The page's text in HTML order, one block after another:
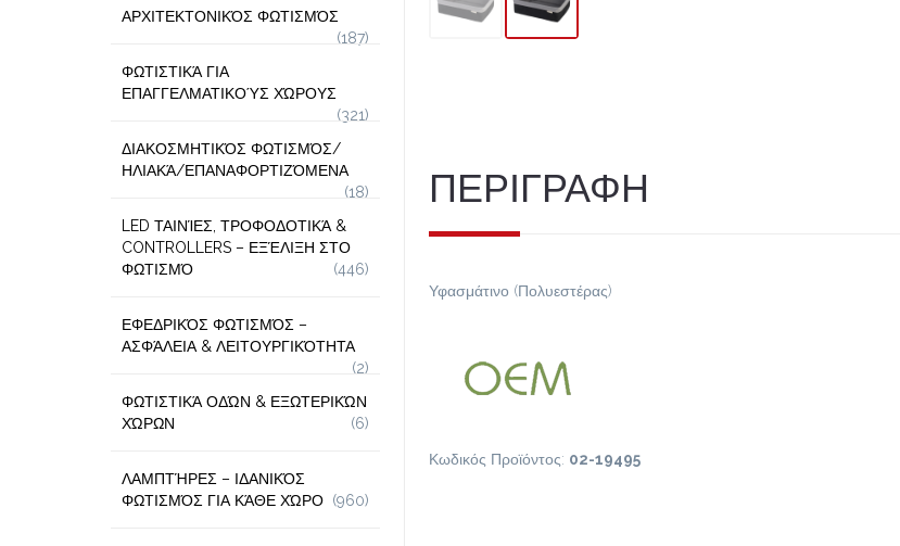
ΠΕΡΙΓΡΑΦΗ
Υφασμάτινο (Πολυεστέρας)
Κωδικός Προϊόντος: 02-19495
ΑΡΧΙΤΕΚΤΟΝΙΚΌΣ ΦΩΤΙΣΜΌΣ
(187)
ΦΩΤΙΣΤΙΚΆ ΓΙΑ
ΕΠΑΓΓΕΛΜΑΤΙΚΟΎΣ ΧΏΡΟΥΣ
(321)
ΔΙΑΚΟΣΜΗΤΙΚΌΣ ΦΩΤΙΣΜΌΣ/
ΗΛΙΑΚΆ/ΕΠΑΝΑΦΟΡΤΙΖΌΜΕΝΑ
(18)
LED ΤΑΙΝΊΕΣ, ΤΡΟΦΟΔΟΤΙΚΆ &
CONTROLLERS – ΕΞΈΛΙΞΗ ΣΤΟ
ΦΩΤΙΣΜΌ
(446)
ΕΦΕΔΡΙΚΌΣ ΦΩΤΙΣΜΌΣ –
ΑΣΦΆΛΕΙΑ & ΛΕΙΤΟΥΡΓΙΚΌΤΗΤΑ
(2)
ΦΩΤΙΣΤΙΚΆ ΟΔΏΝ & ΕΞΩΤΕΡΙΚΏΝ
ΧΏΡΩΝ
(6)
ΛΑΜΠΤΉΡΕΣ – ΙΔΑΝΙΚΌΣ
ΦΩΤΙΣΜΌΣ ΓΙΑ ΚΆΘΕ ΧΏΡΟ (960)